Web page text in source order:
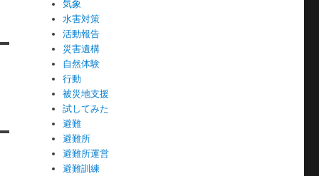
気象
水害対策
活動報告
災害遺構
自然体験
行動
被災地支援
試してみた
避難
避難所
避難所運営
避難訓練